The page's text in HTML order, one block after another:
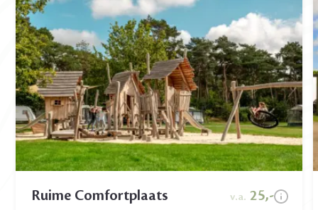
Ruime Comfortplaats v.a. 25,-